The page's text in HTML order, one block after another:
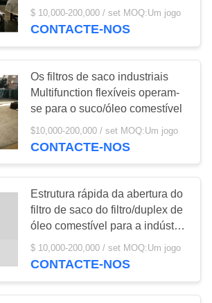
Folha de
28
cosmético
$ 10,000-200,000 / set MOQ:Um jogo
CONTACTE-NOS
Os filtros de saco industriais
Multifunction flexíveis operam-
se para o suco/óleo comestível
$10,000-200,000 / set MOQ:Um jogo
CONTACTE-NOS
Estrutura rápida da abertura do
filtro de saco do filtro/duplex de
óleo comestível para a indústria
cosmética
$ 10,000-200,000 / set MOQ:Um jogo
CONTACTE-NOS